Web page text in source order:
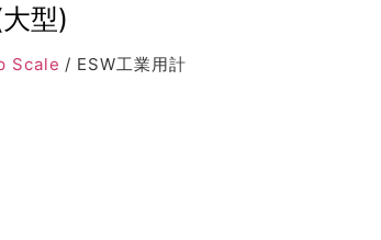
型)
Scale / ESW工業用計